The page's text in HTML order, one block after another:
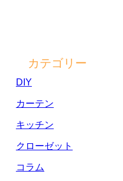
カテゴリー
DIY
カーテン
キッチン
クローゼット
コラム